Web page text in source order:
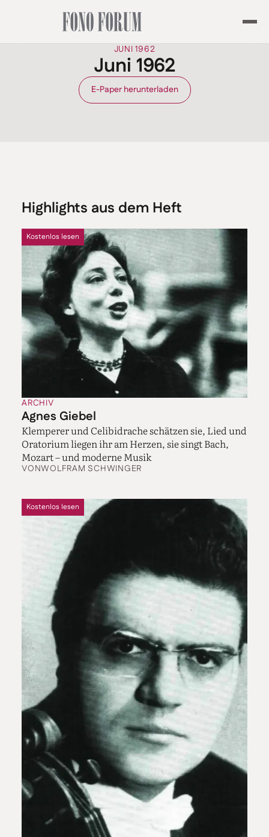
JUNI 1962
Juni 1962
E-Paper herunterladen
Highlights aus dem Heft
ARCHIV
Agnes Giebel
Klemperer und Celibidrache schätzen sie, Lied und
Oratorium liegen ihr am Herzen, sie singt Bach,
Mozart – und moderne Musik
VONWOLFRAM SCHWINGER
Kostenlos lesen
Kostenlos lesen